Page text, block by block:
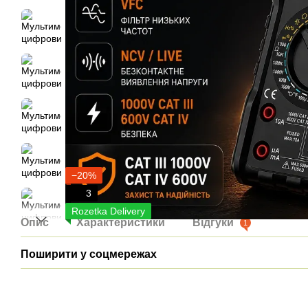
−20%
3
Rozetka Delivery
Опис Характеристики Відгуки 1
Поширити у соцмережах